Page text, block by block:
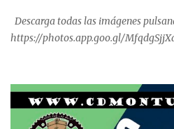
Descarga todas las imágenes
https://photos.app.goo.gl/